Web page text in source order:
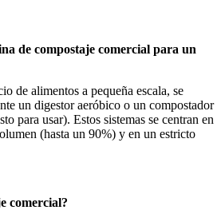
de compostaje comercial para un
de alimentos a pequeña escala, se
un digestor aeróbico o un compostador
para usar). Estos sistemas se centran en
(hasta un 90%) y en un estricto
comercial?